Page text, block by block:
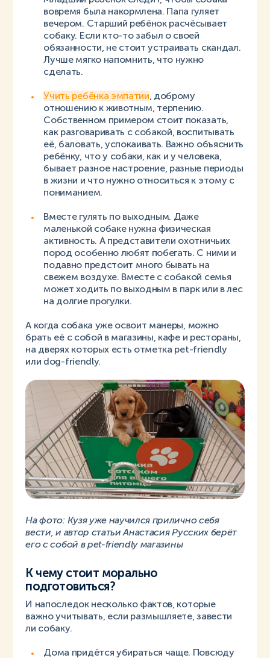
вовремя была накормлена. Папа гуляет
вечером. Старший ребёнок расчёсывает
собаку. Если кто-то забыл о своей
обязанности, не стоит устраивать скандал.
Лучше мягко напомнить, что нужно
сделать.
Учить ребёнка эмпатии , доброму
отношению к животным, терпению.
Собственном примером стоит показать,
как разговаривать с собакой, воспитывать
её, баловать, успокаивать. Важно объяснить
ребёнку, что у собаки, как и у человека,
бывает разное настроение, разные периоды
в жизни и что нужно относиться к этому с
пониманием.
Вместе гулять по выходным. Даже
маленькой собаке нужна физическая
активность. А представители охотничьих
пород особенно любят побегать. С ними и
подавно предстоит много бывать на
свежем воздухе. Вместе с собакой семья
может ходить по выходным в парк или в лес
на долгие прогулки.
А когда собака уже освоит манеры, можно
брать её с собой в магазины, кафе и рестораны,
на дверях которых есть отметка pet-friendly
или dog-friendly.
На фото: Кузя уже научился прилично себя
вести, и автор статьи Анастасия Русских берёт
его с собой в pet-friendly магазины
К чему стоит морально
подготовиться?
И напоследок несколько фактов, которые
важно учитывать, если размышляете, завести
ли собаку.
Дома придётся убираться чаще. Повсюду